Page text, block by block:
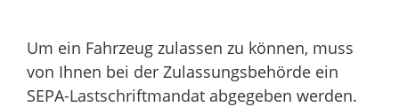
Um ein Fahrzeug zulassen zu können, muss
von Ihnen bei der Zulassungsbehörde ein
SEPA-Lastschriftmandat abgegeben werden.